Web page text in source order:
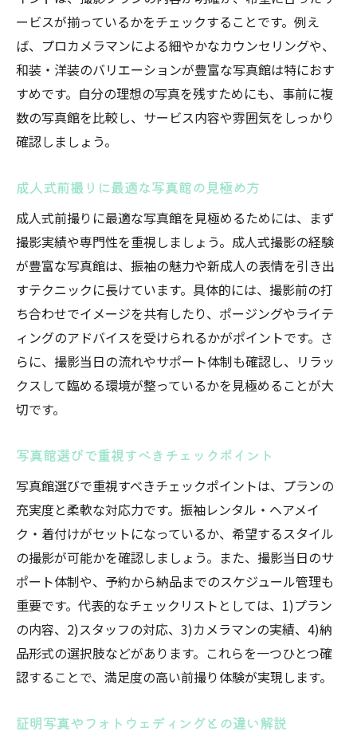
ービスが揃っているかをチェックすることです。例え
ば、プロカメラマンによる細やかなカウンセリングや、
和装・洋装のバリエーションが豊富な写真館は特におす
すめです。自分の理想の写真を残すためにも、事前に複
数の写真館を比較し、サービス内容や雰囲気をしっかり
確認しましょう。
成人式前撮りに最適な写真館の見極め方
成人式前撮りに最適な写真館を見極めるためには、まず
撮影実績や専門性を重視しましょう。成人式撮影の経験
が豊富な写真館は、振袖の魅力や新成人の表情を引き出
すテクニックに長けています。具体的には、撮影前の打
ち合わせでイメージを共有したり、ポージングやライテ
ィングのアドバイスを受けられるかがポイントです。さ
らに、撮影当日の流れやサポート体制も確認し、リラッ
クスして臨める環境が整っているかを見極めることが大
切です。
写真館選びで重視すべきチェックポイント
写真館選びで重視すべきチェックポイントは、プランの
充実度と柔軟な対応力です。振袖レンタル・ヘアメイ
ク・着付けがセットになっているか、希望するスタイル
の撮影が可能かを確認しましょう。また、撮影当日のサ
ポート体制や、予約から納品までのスケジュール管理も
重要です。代表的なチェックリストとしては、1)プラン
の内容、2)スタッフの対応、3)カメラマンの実績、4)納
品形式の選択肢などがあります。これらを一つひとつ確
認することで、満足度の高い前撮り体験が実現します。
証明写真やフォトウェディングとの違い解説